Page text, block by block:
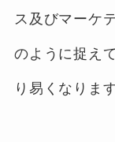
ス及びマーケ
のように捉え
り易くなります